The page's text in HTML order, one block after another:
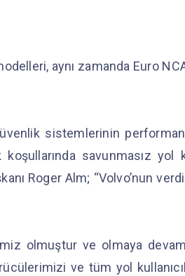
aynı zamanda Euro
sistemlerinin
savunmasız yol
Roger Alm; “Volvo’nun
olmuştur ve olmaya
ve tüm yol